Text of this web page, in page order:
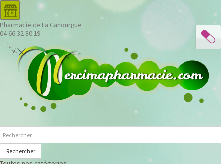
Pharmacie de La Canourgue
04 66 32 80 19
Rechercher